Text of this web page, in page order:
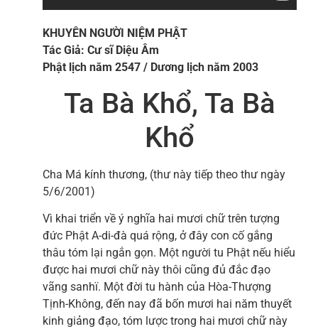
KHUYÊN NGƯỜI NIỆM PHẬT
Tác Giả: Cư sĩ Diệu Âm
Phật lịch năm 2547 / Dương lịch năm 2003
Ta Bà Khổ, Ta Bà
Khổ
Cha Má kính thương, (thư này tiếp theo thư ngày
5/6/2001)
Vì khai triển về ý nghĩa hai mươi chữ trên tượng
đức Phật A-di-đà quá rộng, ở đây con cố gắng
thâu tóm lại ngắn gọn. Một người tu Phật nếu hiểu
được hai mươi chữ này thôi cũng đủ đắc đạo
vãng sanhï. Một đời tu hành của Hòa-Thượng
Tịnh-Không, đến nay đã bốn mươi hai năm thuyết
kinh giảng đạo, tóm lược trong hai mươi chữ này